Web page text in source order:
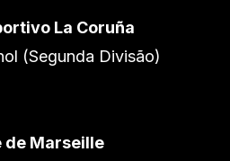
La Coruña
(Segunda Divisão)
de Marseille